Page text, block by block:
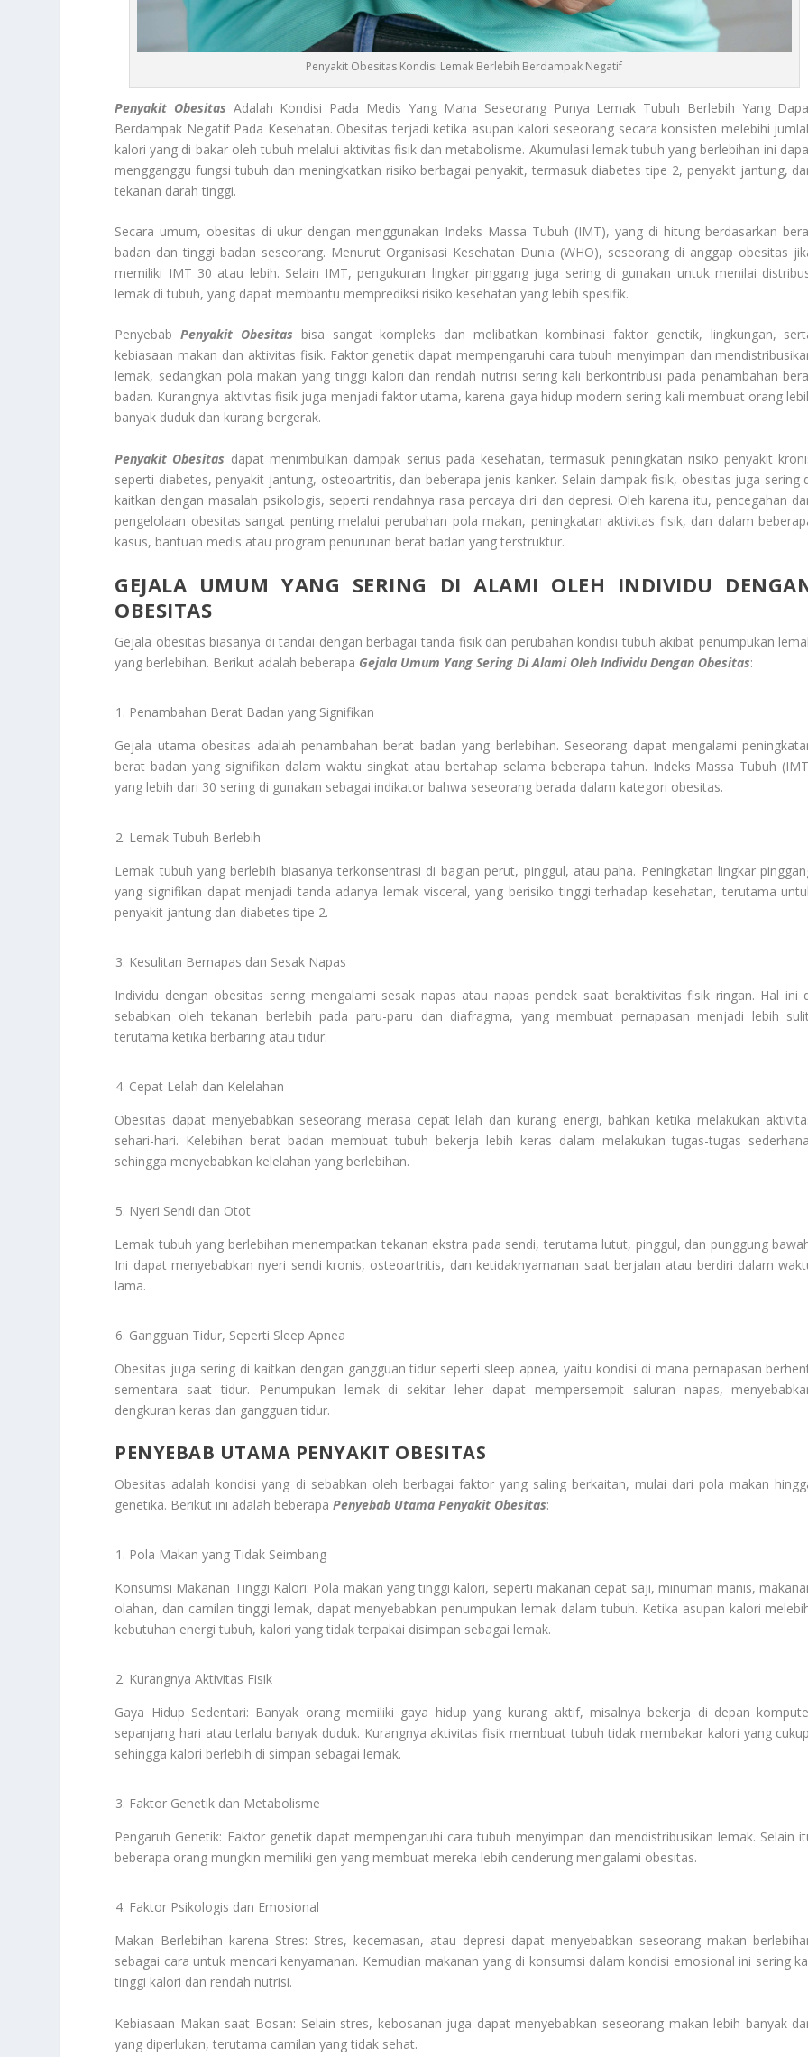
Penyakit Obesitas Kondisi Lemak Berlebih Berdampak Negatif
Penyakit Obesitas Adalah Kondisi Pada Medis Yang Mana Seseorang Punya Lemak Tubuh Berlebih Yang
Berdampak Negatif Pada Kesehatan. Obesitas terjadi ketika asupan kalori seseorang secara konsisten melebihi
kalori yang di bakar oleh tubuh melalui aktivitas fisik dan metabolisme. Akumulasi lemak tubuh yang berlebihan ini
mengganggu fungsi tubuh dan meningkatkan risiko berbagai penyakit, termasuk diabetes tipe 2, penyakit jantung,
tekanan darah tinggi.
Secara umum, obesitas di ukur dengan menggunakan Indeks Massa Tubuh (IMT), yang di hitung berdasarkan
badan dan tinggi badan seseorang. Menurut Organisasi Kesehatan Dunia (WHO), seseorang di anggap obesitas
memiliki IMT 30 atau lebih. Selain IMT, pengukuran lingkar pinggang juga sering di gunakan untuk menilai
lemak di tubuh, yang dapat membantu memprediksi risiko kesehatan yang lebih spesifik.
PenyebabPenyakit Obesitas bisa sangat kompleks dan melibatkan kombinasi faktor genetik, lingkungan,
kebiasaan makan dan aktivitas fisik. Faktor genetik dapat mempengaruhi cara tubuh menyimpan dan
lemak, sedangkan pola makan yang tinggi kalori dan rendah nutrisi sering kali berkontribusi pada penambahan
badan. Kurangnya aktivitas fisik juga menjadi faktor utama, karena gaya hidup modern sering kali membuat orang
banyak duduk dan kurang bergerak.
Penyakit Obesitas dapat menimbulkan dampak serius pada kesehatan, termasuk peningkatan risiko penyakit
seperti diabetes, penyakit jantung, osteoartritis, dan beberapa jenis kanker. Selain dampak fisik, obesitas juga sering
kaitkan dengan masalah psikologis, seperti rendahnya rasa percaya diri dan depresi. Oleh karena itu, pencegahan
pengelolaan obesitas sangat penting melalui perubahan pola makan, peningkatan aktivitas fisik, dan dalam
kasus, bantuan medis atau program penurunan berat badan yang terstruktur.
GEJALA UMUM YANG SERING DI ALAMI OLEH INDIVIDU
OBESITAS
Gejala obesitas biasanya di tandai dengan berbagai tanda fisik dan perubahan kondisi tubuh akibat penumpukan
yang berlebihan. Berikut adalah beberapa Gejala Umum Yang Sering DiAlami Oleh Individu Dengan Obesitas:
Penambahan Berat Badan yang Signifikan
Gejala utama obesitas adalah penambahan berat badan yang berlebihan. Seseorang dapat mengalami
berat badan yang signifikan dalam waktu singkat atau bertahap selama beberapa tahun. Indeks Massa Tubuh
yang lebih dari 30 sering di gunakan sebagai indikator bahwa seseorang berada dalam kategori obesitas.
Lemak Tubuh Berlebih
Lemak tubuh yang berlebih biasanya terkonsentrasi di bagian perut, pinggul, atau paha. Peningkatan lingkar
yang signifikan dapat menjadi tanda adanya lemak visceral, yang berisiko tinggi terhadap kesehatan, terutama
penyakit jantung dan diabetes tipe 2.
Kesulitan Bernapas dan Sesak Napas
Individu dengan obesitas sering mengalami sesak napas atau napas pendek saat beraktivitas fisik ringan. Hal ini
sebabkan oleh tekanan berlebih pada paru-paru dan diafragma, yang membuat pernapasan menjadi lebih
terutama ketika berbaring atau tidur.
Cepat Lelah dan Kelelahan
Obesitas dapat menyebabkan seseorang merasa cepat lelah dan kurang energi, bahkan ketika melakukan
sehari-hari. Kelebihan berat badan membuat tubuh bekerja lebih keras dalam melakukan tugas-tugas
sehingga menyebabkan kelelahan yang berlebihan.
Nyeri Sendi dan Otot
Lemak tubuh yang berlebihan menempatkan tekanan ekstra pada sendi, terutama lutut, pinggul, dan punggung
Ini dapat menyebabkan nyeri sendi kronis, osteoartritis, dan ketidaknyamanan saat berjalan atau berdiri dalam
lama.
Gangguan Tidur, Seperti Sleep Apnea
Obesitas juga sering di kaitkan dengan gangguan tidur seperti sleep apnea, yaitu kondisi di mana pernapasan
sementara saat tidur. Penumpukan lemak di sekitar leher dapat mempersempit saluran napas,
dengkuran keras dan gangguan tidur.
PENYEBAB UTAMA PENYAKIT OBESITAS
Obesitas adalah kondisi yang di sebabkan oleh berbagai faktor yang saling berkaitan, mulai dari pola makan
genetika. Berikut ini adalah beberapaPenyebab UtamaPenyakit Obesitas:
Pola Makan yang Tidak Seimbang
Konsumsi Makanan Tinggi Kalori: Pola makan yang tinggi kalori, seperti makanan cepat saji, minuman manis,
olahan, dan camilan tinggi lemak, dapat menyebabkan penumpukan lemak dalam tubuh. Ketika asupan kalori
kebutuhan energi tubuh, kalori yang tidak terpakai disimpan sebagai lemak.
Kurangnya Aktivitas Fisik
Gaya Hidup Sedentari: Banyak orang memiliki gaya hidup yang kurang aktif, misalnya bekerja di depan
sepanjang hari atau terlalu banyak duduk. Kurangnya aktivitas fisik membuat tubuh tidak membakar kalori yang
sehingga kalori berlebih di simpan sebagai lemak.
Faktor Genetik dan Metabolisme
Pengaruh Genetik: Faktor genetik dapat mempengaruhi cara tubuh menyimpan dan mendistribusikan lemak. Selain
beberapa orang mungkin memiliki gen yang membuat mereka lebih cenderung mengalami obesitas.
Faktor Psikologis dan Emosional
Makan Berlebihan karena Stres: Stres, kecemasan, atau depresi dapat menyebabkan seseorang makan
sebagai cara untuk mencari kenyamanan. Kemudian makanan yang di konsumsi dalam kondisi emosional ini sering
tinggi kalori dan rendah nutrisi.
Kebiasaan Makan saat Bosan: Selain stres, kebosanan juga dapat menyebabkan seseorang makan lebih banyak
yang diperlukan, terutama camilan yang tidak sehat.